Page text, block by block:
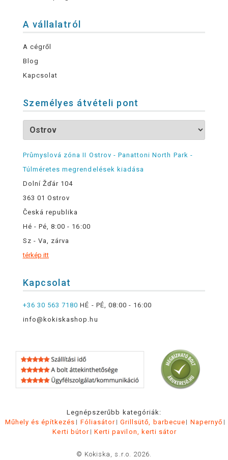
A vállalatról
A cégről
Blog
Kapcsolat
Személyes átvételi pont
Průmyslová zóna II Ostrov - Panattoni North Park -
Túlméretes megrendelések kiadása
Dolní Žďár 104
363 01 Ostrov
Česká republika
Hé - Pé, 8:00 - 16:00
Sz - Va, zárva
térkép itt
Kapcsolat
+36 30 563 7180 HÉ - PÉ, 08:00 - 16:00
info@kokiskashop.hu
Legnépszerűbb kategóriák:
Műhely és építkezés
Fóliasátor Grillsütő, barbecue
Napernyő
Kerti bútor
Kerti pavilon, kerti sátor
© Kokiska, s.r.o. 2026.